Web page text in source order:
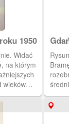
1950
Widać
na którym
wieków
arterie
XIV